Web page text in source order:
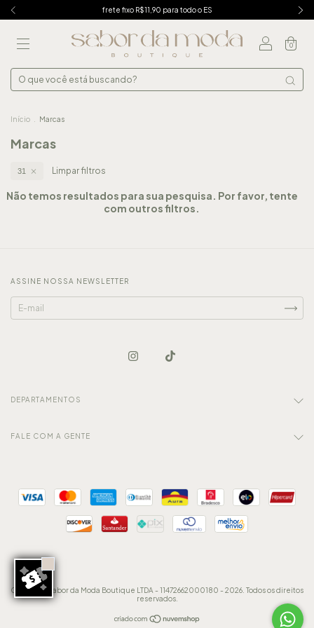
frete fixo R$11,90 para todo o ES
0
Início Marcas
Marcas
31 Limpar filtros
Não temos resultados para sua pesquisa. Por favor, tente
com outros filtros.
ASSINE NOSSA NEWSLETTER
DEPARTAMENTOS
FALE COM A GENTE
Copyright Sabor da Moda Boutique LTDA - 11472662000180 - 2026. Todos os direitos
reservados.